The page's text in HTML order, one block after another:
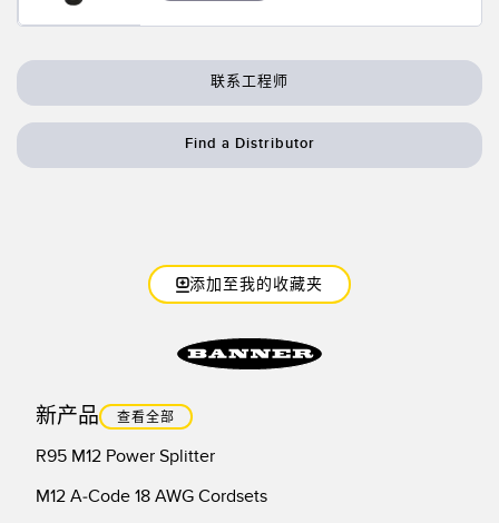
联系工程师
Find a Distributor
添加至我的收藏夹
新产品 查看全部
R95 M12 Power Splitter
M12 A-Code 18 AWG Cordsets